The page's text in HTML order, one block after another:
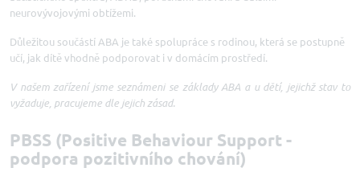
neurovývojovými obtížemi.
Důležitou součástí ABA je také spolupráce s rodinou, která se postupně
učí, jak dítě vhodně podporovat i v domácím prostředí.
V našem zařízení jsme seznámeni se základy ABA a u dětí, jejichž stav to
vyžaduje, pracujeme dle jejich zásad.
PBSS (Positive Behaviour Support -
podpora pozitivního chování)